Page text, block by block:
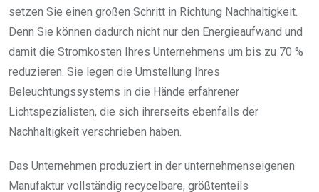
setzen Sie einen großen Schritt in Richtung Nachhaltigkeit.
Denn Sie können dadurch nicht nur den Energieaufwand und
damit die Stromkosten Ihres Unternehmens um bis zu 70 %
reduzieren. Sie legen die Umstellung Ihres
Beleuchtungssystems in die Hände erfahrener
Lichtspezialisten, die sich ihrerseits ebenfalls der
Nachhaltigkeit verschrieben haben.
Das Unternehmen produziert in der unternehmenseigenen
Manufaktur vollständig recycelbare, größtenteils